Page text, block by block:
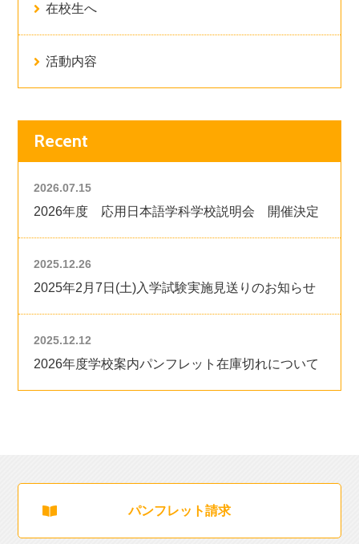
在校生へ
活動内容
Recent
2026.07.15
2026年度 応用日本語学科学校説明会 開催決定
2025.12.26
2025年2月7日(土)入学試験実施見送りのお知らせ
2025.12.12
2026年度学校案内パンフレット在庫切れについて
パンフレット請求